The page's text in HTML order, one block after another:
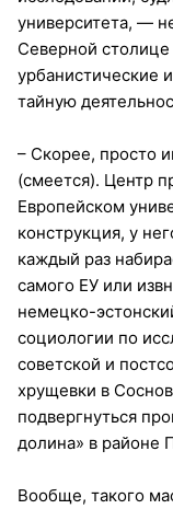
университета, —
Северной
урбанистические
тайную
– Скорее, просто
(смеется). Центр
Европейском
конструкция, у
каждый раз
самого ЕУ или
немецко-
социологии по
советской и
хрущевки в
подвергнуться
долина» в районе
Вообще, такого